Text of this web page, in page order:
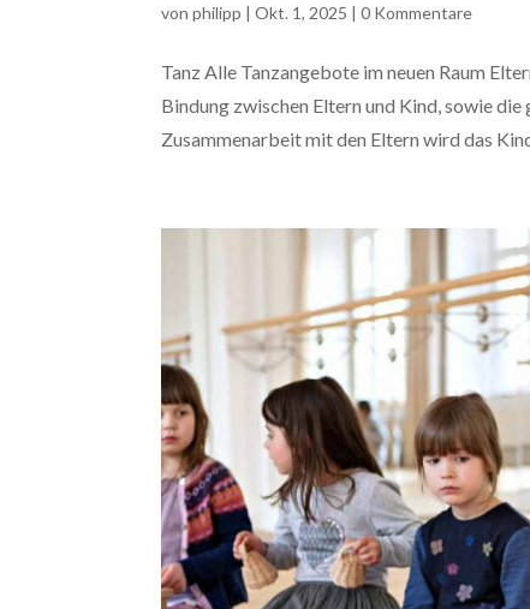
vonphilipp |Okt. 1, 2025 |0 Kommentare
Tanz Alle Tanzangebote im neuen Raum
Bindung zwischen Eltern und Kind, sowie
Zusammenarbeit mit den Eltern wird das Kind